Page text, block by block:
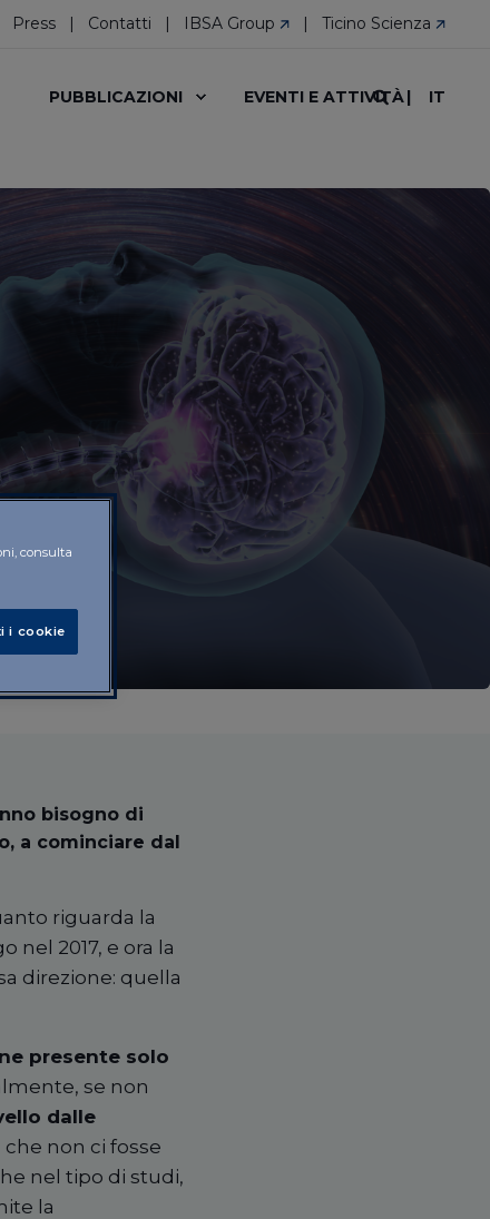
Press Contatti IBSA Group Ticino Scienza
PUBBLICAZIONI EVENTI E ATTIVITÀ IT
bisogno di
a cominciare dal
riguarda la
nel 2017, e ora la
direzione: quella
presente solo
se non
dalle
che non ci fosse
nel tipo di studi,
la
consulta
i cookie